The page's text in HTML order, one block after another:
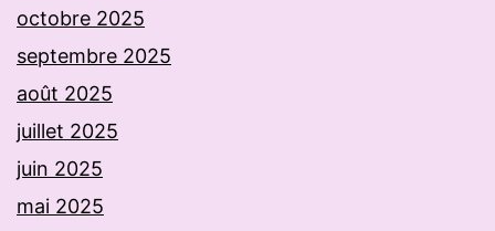
octobre 2025
septembre 2025
août 2025
juillet 2025
juin 2025
mai 2025